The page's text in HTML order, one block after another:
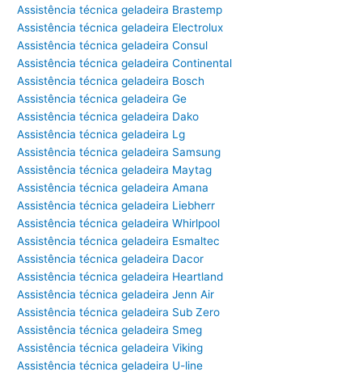
Assistência técnica geladeira Brastemp
Assistência técnica geladeira Electrolux
Assistência técnica geladeira Consul
Assistência técnica geladeira Continental
Assistência técnica geladeira Bosch
Assistência técnica geladeira Ge
Assistência técnica geladeira Dako
Assistência técnica geladeira Lg
Assistência técnica geladeira Samsung
Assistência técnica geladeira Maytag
Assistência técnica geladeira Amana
Assistência técnica geladeira Liebherr
Assistência técnica geladeira Whirlpool
Assistência técnica geladeira Esmaltec
Assistência técnica geladeira Dacor
Assistência técnica geladeira Heartland
Assistência técnica geladeira Jenn Air
Assistência técnica geladeira Sub Zero
Assistência técnica geladeira Smeg
Assistência técnica geladeira Viking
Assistência técnica geladeira U-line